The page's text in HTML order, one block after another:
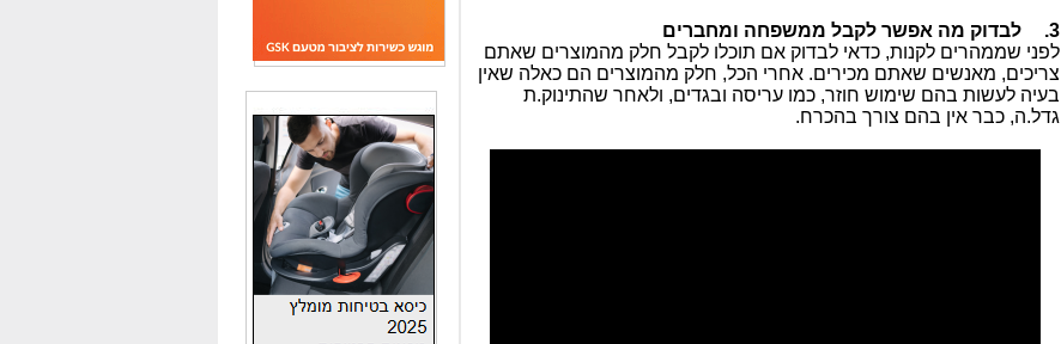
3.
לבדוק מה אפשר לקבל ממשפחה ומחברים
לפני שממהרים לקנות, כדאי לבדוק אם תוכלו לקבל חלק מהמוצרים שאתם
צריכים, מאנשים שאתם מכירים. אחרי הכל, חלק מהמוצרים הם כאלה שאין
בעיה לעשות בהם שימוש חוזר, כמו עריסה ובגדים, ולאחר שהתינוק.ת
גדל.ה, כבר אין בהם צורך בהכרח.